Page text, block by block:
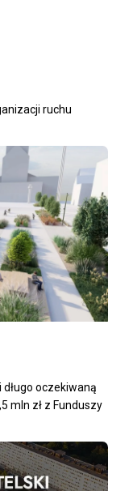
ruchu
długo oczekiwaną
mln zł z Funduszy